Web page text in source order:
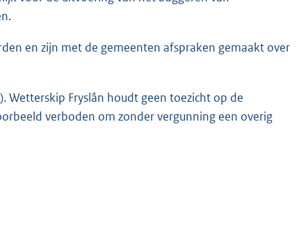
en zijn met de gemeenten afspraken gemaakt over
Wetterskip Fryslân houdt geen toezicht op de
verboden om zonder vergunning een overig